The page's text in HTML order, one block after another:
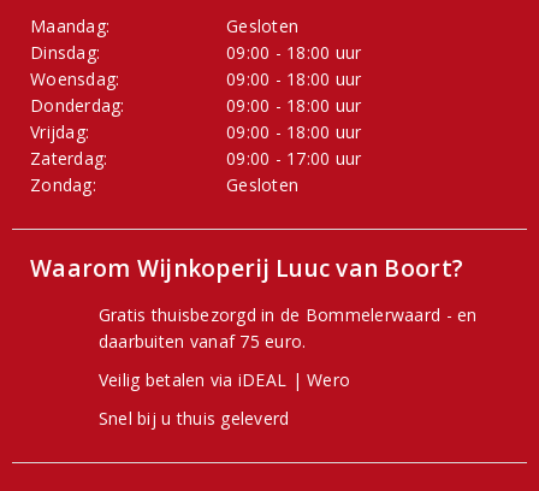
Maandag:
Gesloten
Dinsdag:
09:00 - 18:00 uur
Woensdag:
09:00 - 18:00 uur
Donderdag:
09:00 - 18:00 uur
Vrijdag:
09:00 - 18:00 uur
Zaterdag:
09:00 - 17:00 uur
Zondag:
Gesloten
Waarom Wijnkoperij Luuc van Boort?
Gratis thuisbezorgd in de Bommelerwaard - en
daarbuiten vanaf 75 euro.
Veilig betalen via iDEAL | Wero
Snel bij u thuis geleverd